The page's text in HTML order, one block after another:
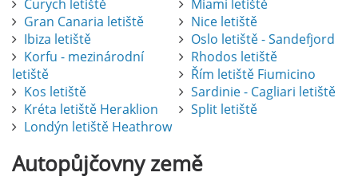
Curych letiště
Gran Canaria letiště
Ibiza letiště
Korfu - mezinárodní
letiště
Kos letiště
Kréta letiště Heraklion
Londýn letiště Heathrow
Miami letiště
Nice letiště
Oslo letiště - Sandefjord
Rhodos letiště
Řím letiště Fiumicino
Sardinie - Cagliari letiště
Split letiště
Autopůjčovnyzemě